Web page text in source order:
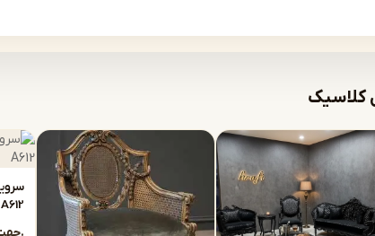
کلاسیک
با دوام بالا
سلطنتی
خرید مبل کلاسیک مشهد انتخابی فوق‌العاده برای شما خواهد بود.
کلاسیک
A612